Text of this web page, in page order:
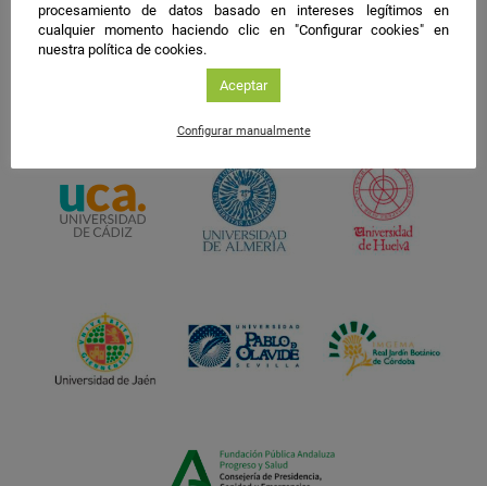
procesamiento de datos basado en intereses legítimos en
cualquier momento haciendo clic en "Configurar cookies" en
nuestra política de cookies.
Aceptar
Configurar manualmente